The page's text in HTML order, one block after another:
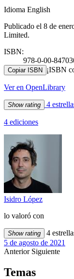
Idioma English
Publicado el 8 de
Limited.
ISBN:
978-0-00-
Copiar ISBN ¡ISBN
Ver en OpenLibrary
Show rating 4
4 ediciones
Isidro López
lo valoró con
Show rating
4
5 de agosto de 2021
Anterior Siguiente
Temas